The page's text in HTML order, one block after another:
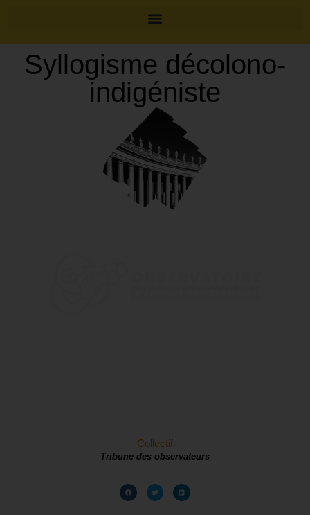
Syllogisme décolono-
indigéniste
Collectif
Tribune des observateurs